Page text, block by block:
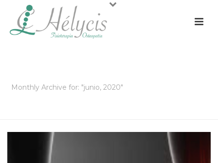
Monthly Archive for: "junio, 2020"